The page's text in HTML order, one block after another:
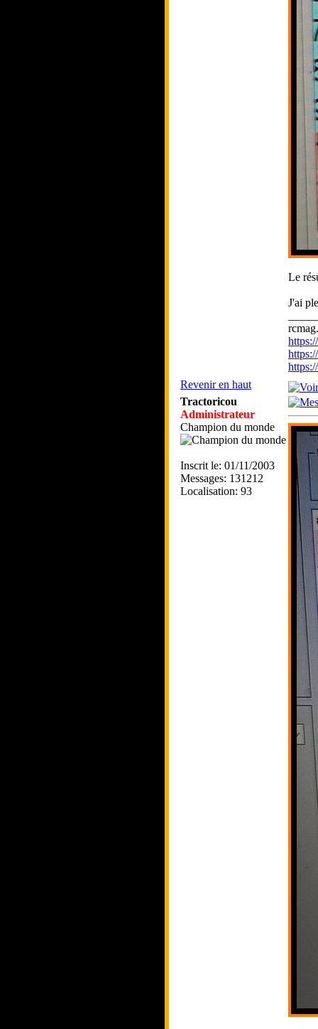
Le
J'ai
Revenir en haut
Tractoricou
Administrateur
Champion du monde
Inscrit le: 01/11/2003
Messages: 131212
Localisation: 93